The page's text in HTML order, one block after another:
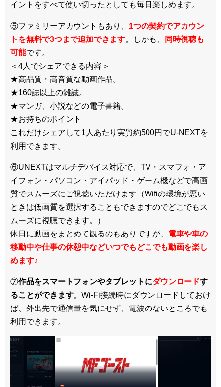
イントをすべて使い切ったとしても毎日楽しめます。
⑤ファミリーアカウントもあり、 1つの契約でアカウン
トを無料で3つまで追加できます。しかも、
同時視聴も
可能です。
＜4人でシェアできる内容＞
★高品質・高音質な動画作品。
★160誌以上の雑誌。
★マンガ、小説などの電子書籍。
★お持ちのポイント
これだけシェアして1人あたり実質約500円でU-NEXTを
利用できます。
⑥UNEXTはマルチデバイス対応で、TV・スマフォ・ア
イフォン・パソコン・アイパッド・ゲーム機などで高画
質でスムーズにご視聴いただけます（Wifiの環境が悪い
ときは低画質を選択することもできますのでどこでもス
ムーズに視聴できます。）
休日に動画をまとめて観るのもありですが、 電車や車の
移動中や仕事の休憩中などいつでもどこでも動画を楽し
めます♪
⑦作品をスマートフォンやタブレットにダウンロードす
ることができます。Wi-Fi接続時にダウンロードしておけ
ば、外出先で通信量を気にせず、電波のないところでも
利用できます。